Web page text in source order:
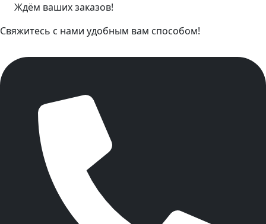
Ждём ваших заказов!
Свяжитесь с нами удобным вам способом!